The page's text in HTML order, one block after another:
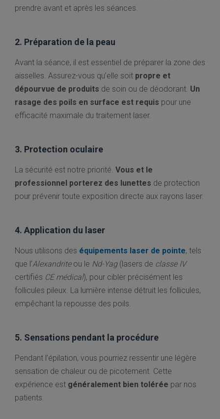
prendre avant et après les séances.
2. Préparation de la peau
Avant la séance, il est essentiel de préparer la zone des
aisselles. Assurez-vous qu’elle soit propre et
dépourvue de produits de soin ou de déodorant. Un
rasage des poils en surface est requis pour une
efficacité maximale du traitement laser.
3. Protection oculaire
La sécurité est notre priorité. Vous et le
professionnel porterez des lunettes de protection
pour prévenir toute exposition directe aux rayons laser.
4. Application du laser
Nous utilisons des équipements laser de pointe, tels
que l’Alexandriteou le Nd-Yag(lasers de classe IV
certifiés CE médical), pour cibler précisément les
follicules pileux. La lumière intense détruit les follicules,
empêchant la repousse des poils.
5. Sensations pendant la procédure
Pendant l’épilation, vous pourriez ressentir une légère
sensation de chaleur ou de picotement. Cette
expérience est généralement bien tolérée par nos
patients.